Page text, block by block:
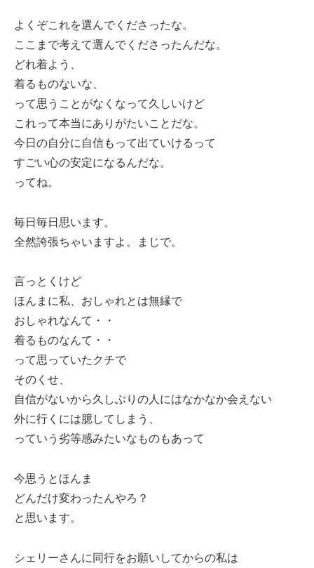
よくぞこれを選んでくださったな。
ここまで考えて選んでくださったんだな。
どれ着よう、
着るものないな、
って思うことがなくなって久しいけど
これって本当にありがたいことだな。
今日の自分に自信もって出ていけるって
すごい心の安定になるんだな。
ってね。
毎日毎日思います。
全然誇張ちゃいますよ。まじで。
言っとくけど
ほんまに私、おしゃれとは無縁で
おしゃれなんて・・
着るものなんて・・
って思っていたクチで
そのくせ、
自信がないから久しぶりの人にはなかなか会えない
外に行くには臆してしまう、
っていう劣等感みたいなものもあって
今思うとほんま
どんだけ変わったんやろ？
と思います。
シェリーさんに同行をお願いしてからの私は